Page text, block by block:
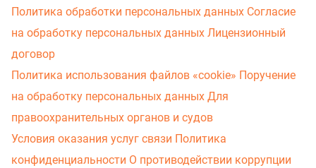
Политика обработки персональных данных Согласие
на обработку персональных данных Лицензионный
договор
Политика использования файлов «cookie» Поручение
на обработку персональных данных Для
правоохранительных органов и судов
Условия оказания услуг связи Политика
конфиденциальности О противодействии коррупции